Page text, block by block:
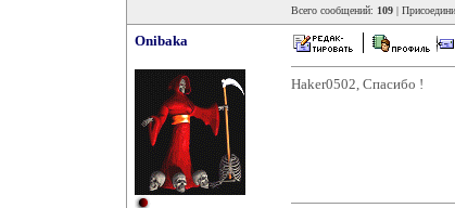
Всего сообщений: 109 |
Onibaka
Haker0502, Спасибо !